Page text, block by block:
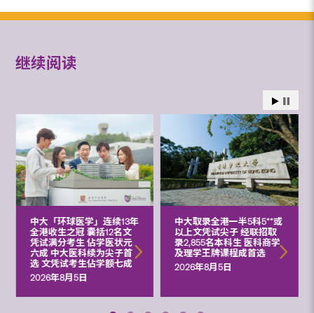
继续阅读
中大「环球医学」连续13年
全港收生之冠 囊括12名文
凭试满分考生 佔学医状元
六成 中大医科续为尖子首
选 文凭试考生佔学额七成
2026年8月5日
中大取录全港一半5科5**或
以上文凭试尖子 经联招取
录2,855名本科生 医科商学
及理学王牌课程成首选
2026年8月5日